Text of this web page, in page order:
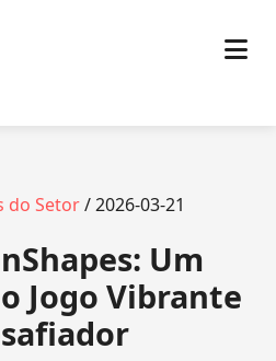
do Setor/ 2026-03-21
Um
Jogo Vibrante